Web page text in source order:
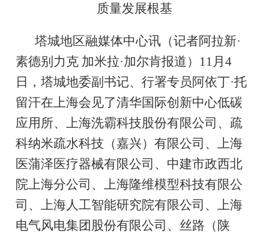
质量发展根基
塔城地区融媒体中心讯（记者阿拉新·
素德别力克 加米拉·加尔肯报道）11月4
日，塔城地委副书记、行署专员阿依丁·托
留汗在上海会见了清华国际创新中心低碳
应用所、上海洗霸科技股份有限公司、疏
科纳米疏水科技（嘉兴）有限公司、上海
医蒲泽医疗器械有限公司、中建市政西北
院上海分公司、上海隆维模型科技有限公
司、上海人工智能研究院有限公司、上海
电气风电集团股份有限公司、丝路（陕